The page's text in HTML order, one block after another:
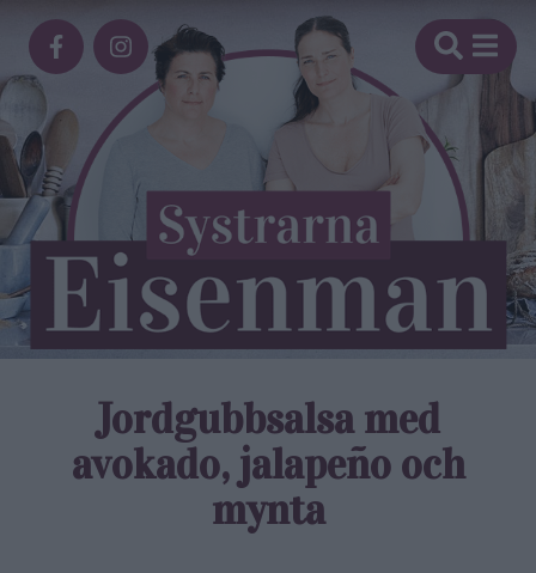
Jordgubb­salsa med
avokado, jalapeño och
mynta